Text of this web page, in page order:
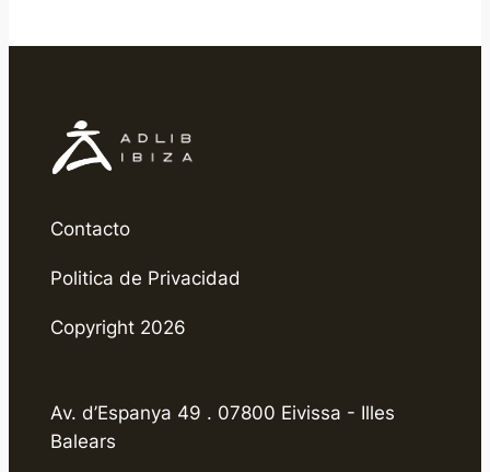
Contacto
Politica de Privacidad
Copyright 2026
Av. d’Espanya 49 . 07800 Eivissa - Illes
Balears